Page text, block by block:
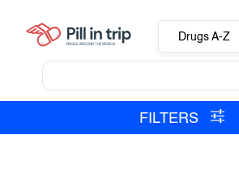
Drugs A-Z
FILTERS